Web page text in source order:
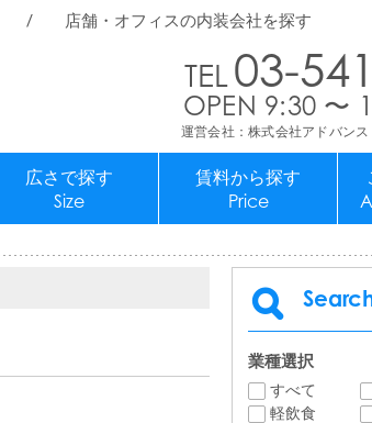
店舗・オフィスの内装会社を探す
広さで探す
Size
賃料から探す
Price
03-
OPEN 9:30 〜
運営会社：株式会社アドバン
業種選択
すべて
軽飲食